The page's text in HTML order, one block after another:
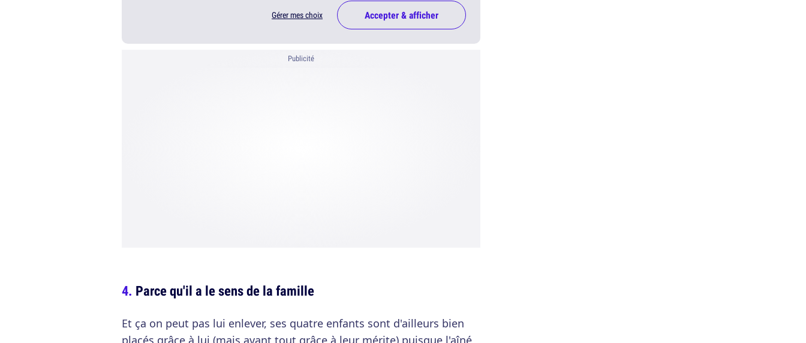
Gérer mes choix Accepter & afficher
Publicité
Parce qu'il a le sens de la famille
Et ça on peut pas lui enlever, ses quatre enfants sont d'ailleurs bien
placés grâce à lui (mais avant tout grâce à leur mérite) puisque l'aîné